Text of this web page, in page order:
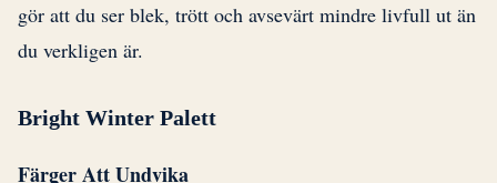
gör att du ser blek, trött och avsevärt mindre livfull ut än
du verkligen är.
Bright Winter Palett
Färger Att Undvika